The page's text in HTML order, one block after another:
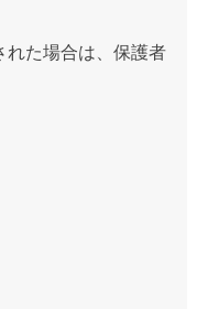
た場合は、保護者